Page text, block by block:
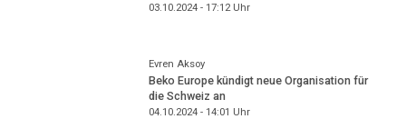
03.10.2024 - 17:12Uhr
Evren Aksoy
Beko Europe kündigt neue Organisation für
die Schweiz an
04.10.2024 - 14:01 Uhr